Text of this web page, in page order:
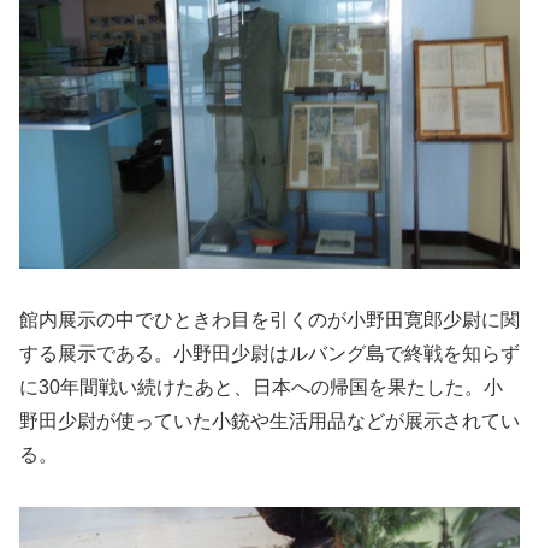
館内展示の中でひときわ目を引くのが小野田寛郎少尉に関
する展示である。小野田少尉はルバング島で終戦を知らず
に30年間戦い続けたあと、日本への帰国を果たした。小
野田少尉が使っていた小銃や生活用品などが展示されてい
る。